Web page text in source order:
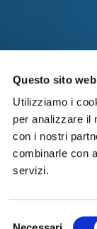
Questo sito
Utilizziamo i
per analizzare il
con i nostri
combinarle con
servizi.